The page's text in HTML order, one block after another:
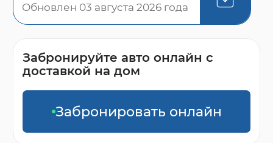
Обновлен 03 августа 2026 года
Забронируйте авто онлайн с
доставкой на дом
Забронировать онлайн